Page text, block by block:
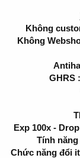
Không
Không
GHRS
Exp 100x -
Tính
Chức năng đổi